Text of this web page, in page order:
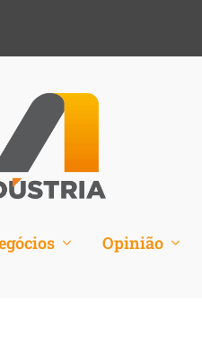
Opinião